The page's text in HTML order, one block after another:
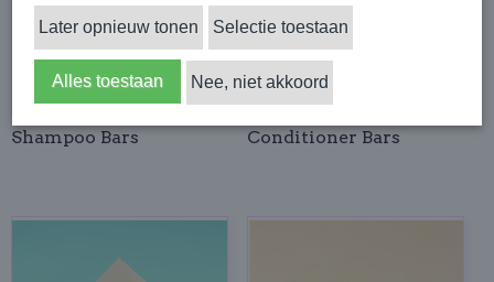
Shampoo Bars Conditioner Bars
Later opnieuw tonen Selectie toestaan
Alles toestaan Nee, niet akkoord